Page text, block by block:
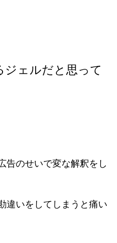
ジェルだと思って
告のせいで変な解釈をし
違いをしてしまうと痛い